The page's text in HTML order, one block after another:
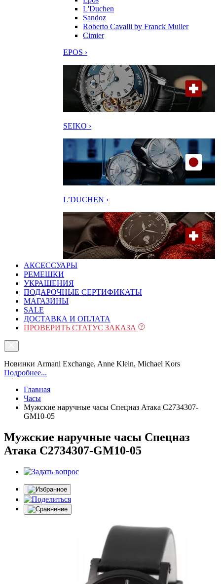
L'Duchen
Sandoz
Roberto Cavalli by Franck Muller
Cimier
EPOS ›
SEIKO ›
L’DUCHEN ›
АКСЕССУАРЫ
РЕМЕШКИ
УКРАШЕНИЯ
ПОДАРОЧНЫЕ СЕРТИФИКАТЫ
МАГАЗИНЫ
SALE
ДОСТАВКА И ОПЛАТА
ПРОВЕРИТЬ СТАТУС ЗАКАЗА
Новинки Armani Exchange, Anne Klein, Michael Kors
Подробнее...
Главная
Часы
Мужские наручные часы Спецназ Атака С2734307-
GM10-05
Мужские наручные часы Спецназ
Атака С2734307-GM10-05